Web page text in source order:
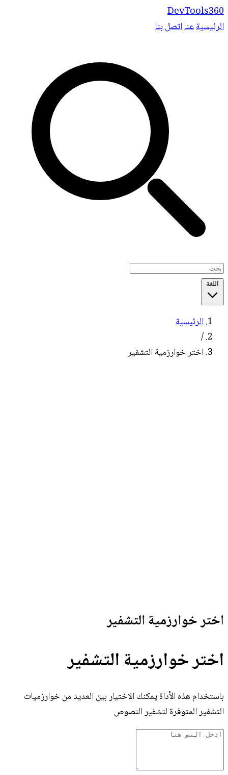
DevTools360
الرئيسيةعنااتصل بنا
اللغة
الرئيسية
/
اختر خوارزمية التشفير
اختر خوارزمية التشفير
اختر خوارزمية التشفير
باستخدام هذه الأداة يمكنك الاختيار بين العديد من خوارزميات
التشفير المتوفرة لتشفير النصوص